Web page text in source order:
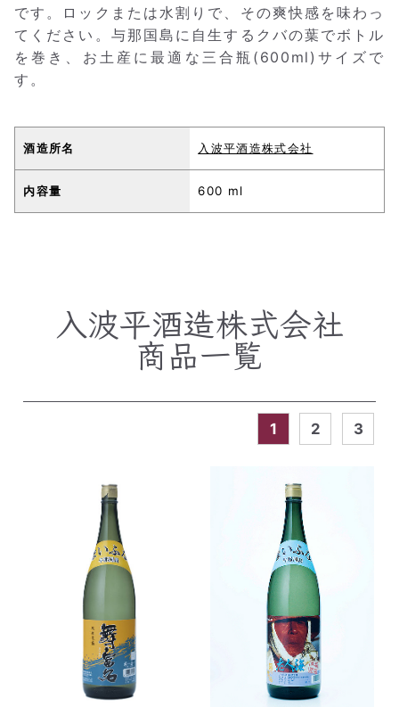
です。ロックまたは水割りで、その爽快感を味わっ
てください。与那国島に自生するクバの葉でボトル
を巻き、お土産に最適な三合瓶(600ml)サイズで
す。
酒造所名 入波平酒造株式会社
内容量 600 ml
入波平酒造株式会社
商品一覧
1 2 3